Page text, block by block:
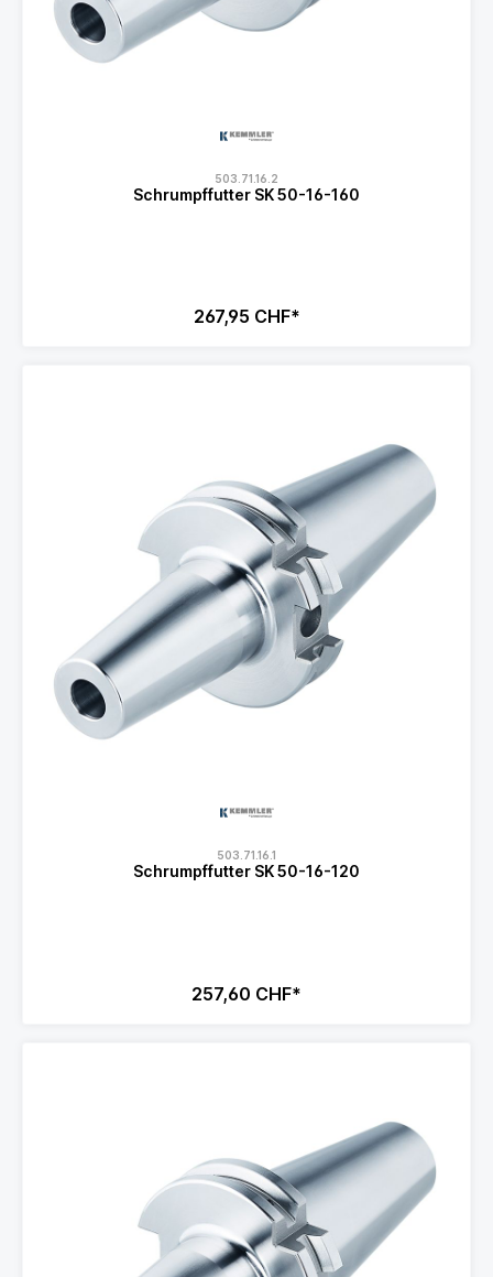
503.71.16.2
Schrumpffutter SK 50-16-160
267,95 CHF*
503.71.16.1
Schrumpffutter SK 50-16-120
257,60 CHF*